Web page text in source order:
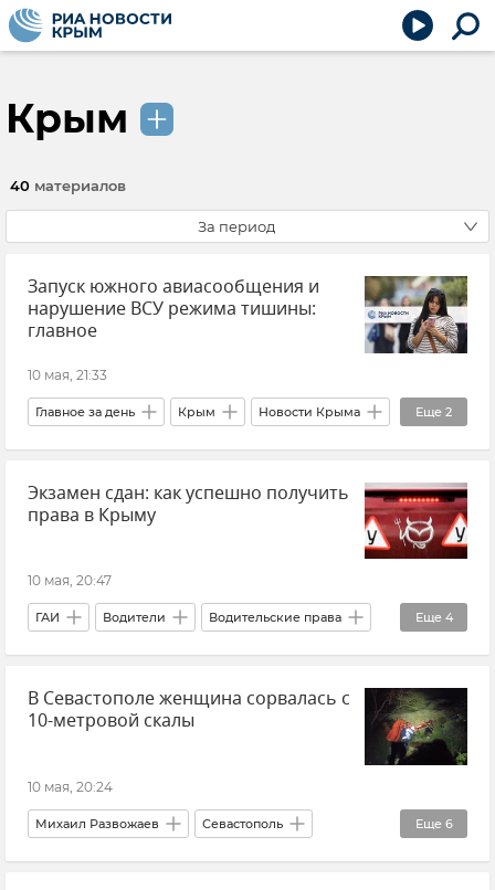
Крым
40 материалов
За период
Запуск южного авиасообщения и
нарушение ВСУ режима тишины:
главное
10 мая, 21:33
Еще 2
Главное за день Крым Новости Крыма
Общество В мире
Экзамен сдан: как успешно получить
права в Крыму
10 мая, 20:47
Еще 4
ГАИ Водители Водительские права
Крым Новости Крыма Общество
Транспорт
В Севастополе женщина сорвалась с
10-метровой скалы
10 мая, 20:24
Еще 6
Михаил Развожаев Севастополь
Новости Севастополя Происшествия